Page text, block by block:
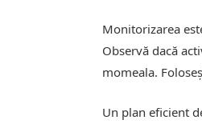
Monitorizarea
Observă dacă
momeala.
Un plan eficient